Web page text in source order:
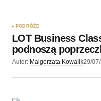
Wyślij komentarz
PODRÓŻE
LOT Business
podnoszą
Autor: Malgorzata Kowalik29/